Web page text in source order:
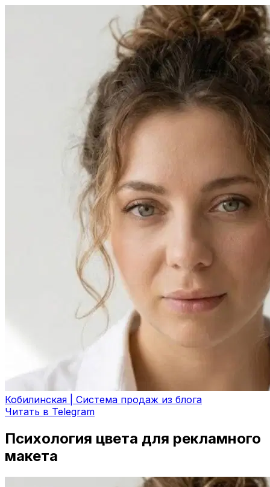
Кобилинская | Система продаж из блога
Читать в Telegram
Психология цвета для рекламного
макета